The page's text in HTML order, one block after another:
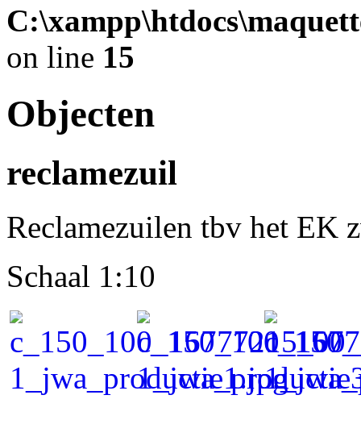
on line 15
Objecten
reclamezuil
Reclamezuilen tbv het EK
Schaal 1:10